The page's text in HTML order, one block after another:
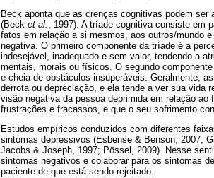
Beck aponta que as crenças cognitivas podem
(Beck et al.
, 1997). A tríade cognitiva consiste em
fatos em relação a si mesmos, aos outros/mundo
negativa. O primeiro componente da tríade é a
indesejável, inadequado e sem valor, tendendo a
mentais, morais ou físicos. O segundo
e cheia de obstáculos insuperáveis. Geralmente,
derrota ou depreciação, e ela tende a ver sua vida
visão negativa da pessoa deprimida em relação ao
frustrações e fracassos, e que o seu sofrimento
Estudos empíricos conduzidos com diferentes
sintomas depressivos (Esbense & Benson, 2007;
Jacobs & Joseph, 1997; Pössel, 2009). Nesse
sintomas negativos e colaborar para os sintomas
paciente de que está sendo rejeitado.